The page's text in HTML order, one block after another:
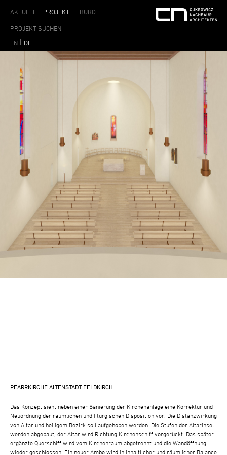
AKTUELL PROJEKTE BÜRO
EN DE
PFARRKIRCHE ALTENSTADT FELDKIRCH
Das Konzept sieht neben einer Sanierung der Kirchenanlage eine Korrektur und
Neuordnung der räumlichen und liturgischen Disposition vor. Die Distanzwirkung
von Altar und heiligem Bezirk soll aufgehoben werden. Die Stufen der Altarinsel
werden abgebaut, der Altar wird Richtung Kirchenschiff vorgerückt. Das später
ergänzte Querschiff wird vom Kirchenraum abgetrennt und die Wandöffnung
wieder geschlossen. Ein neuer Ambo wird in inhaltlicher und räumlicher Balance